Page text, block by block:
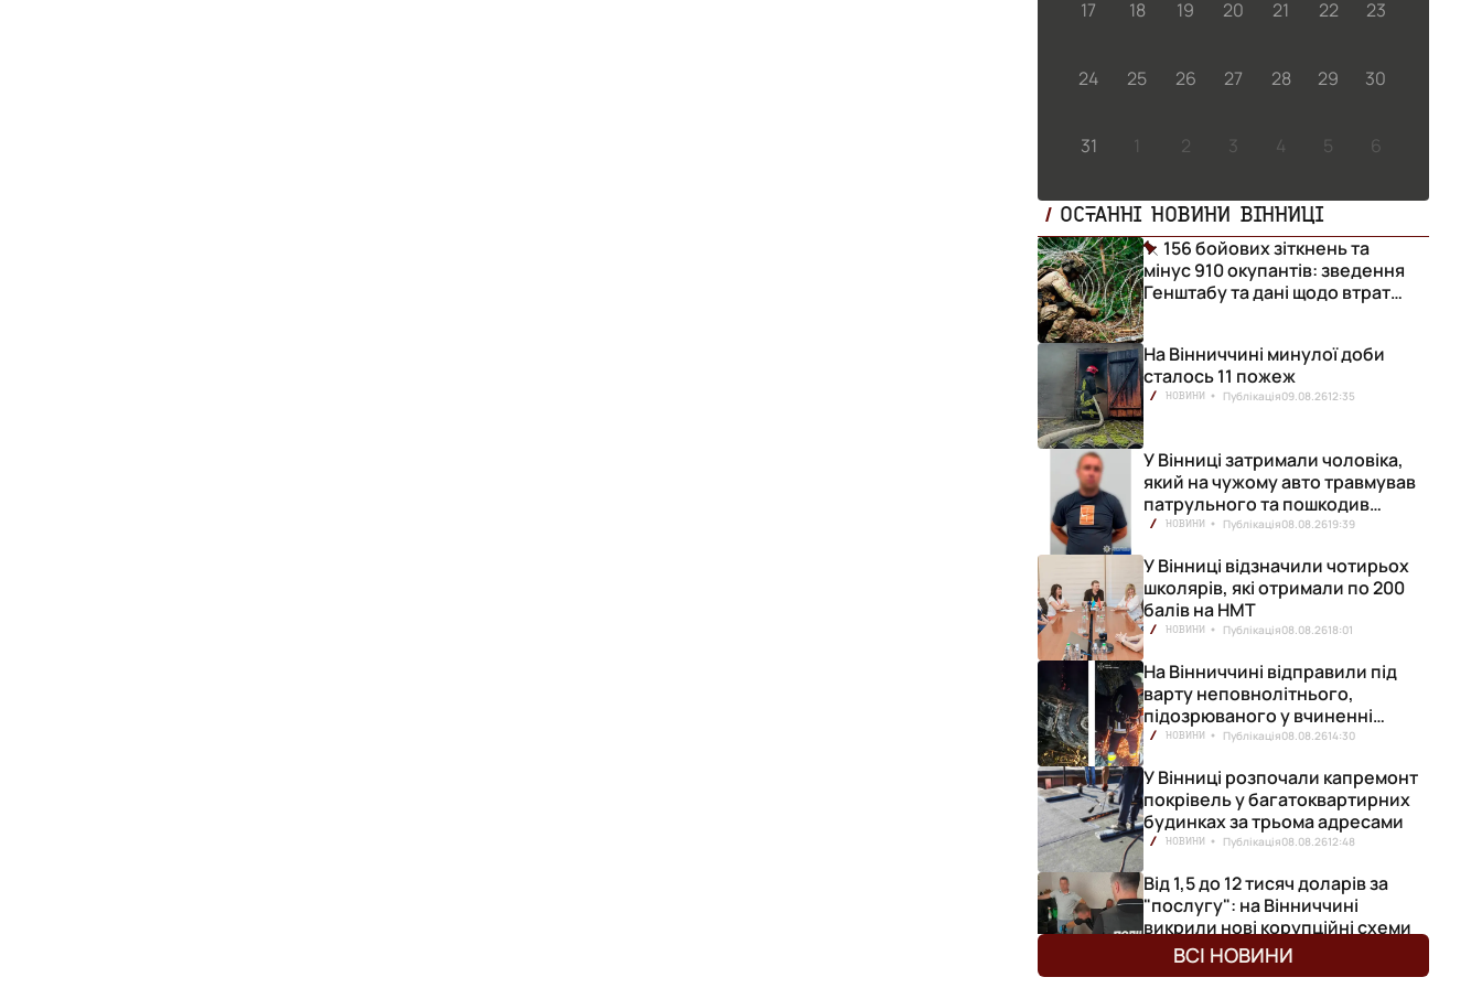
17 18 19 20 21 22 23
24 25 26 27 28 29 30
31 1 2 3 4 5 6
ОСТАННІ НОВИНИ ВІННИЦІ
156 бойових зіткнень та
мінус 910 окупантів: зведення
Генштабу та дані щодо втрат
На Вінниччині минулої доби
сталось 11 пожеж
НОВИНИ Публікація09.08.2612:35
У Вінниці затримали чоловіка,
який на чужому авто травмував
патрульного та пошкодив
кілька машин
НОВИНИ Публікація08.08.2619:39
У Вінниці відзначили чотирьох
школярів, які отримали по 200
балів на НМТ
НОВИНИ Публікація08.08.2618:01
На Вінниччині відправили під
варту неповнолітнього,
підозрюваного у вчиненні
смертельної ДТП
НОВИНИ Публікація08.08.2614:30
У Вінниці розпочали капремонт
покрівель у багатоквартирних
будинках за трьома адресами
НОВИНИ Публікація08.08.2612:48
Від 1,5 до 12 тисяч доларів за
"послугу": на Вінниччині
викрили нові корупційні схеми
НОВИНИ Публікація07.08.26
ВСІ НОВИНИ